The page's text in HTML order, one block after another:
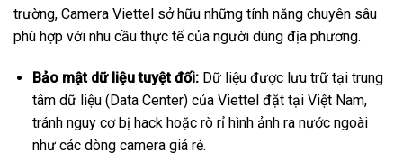
trường, Camera Viettel sở hữu những tính năng chuyên sâu
phù hợp với nhu cầu thực tế của người dùng địa phương.
Bảo mật dữ liệu tuyệt đối:Dữ liệu được lưu trữ tại trung
tâm dữ liệu (Data Center) của Viettel đặt tại Việt Nam,
tránh nguy cơ bị hack hoặc rò rỉ hình ảnh ra nước ngoài
như các dòng camera giá rẻ.